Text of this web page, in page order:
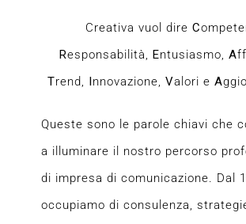
Creativa vuol dire C
Responsabilità, Entusiasmo, A
Trend, nnovazione, Valori e A
Queste sono le parole chiavi che
a illuminare il nostro percorso
di impresa di comunicazione. Dal
occupiamo di consulenza,